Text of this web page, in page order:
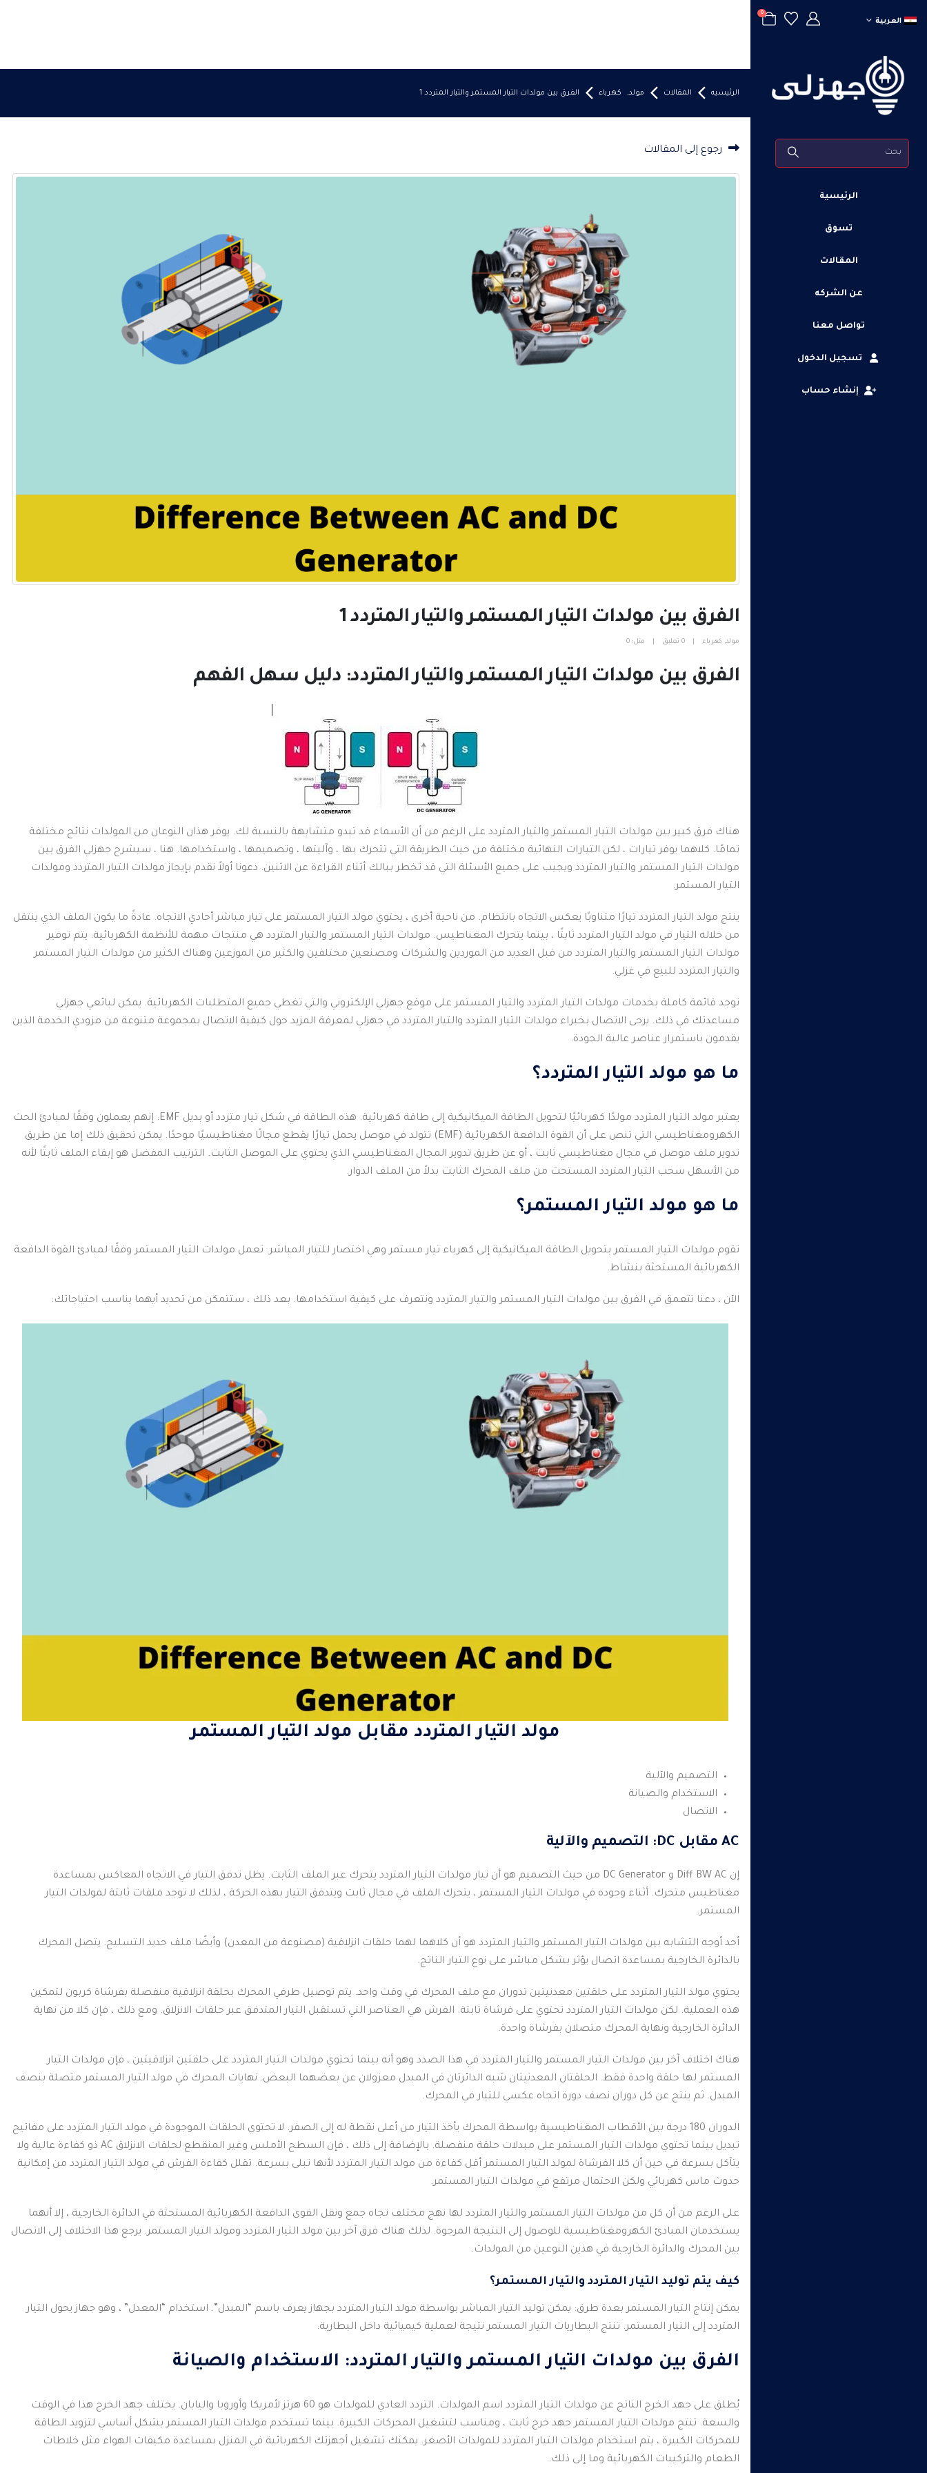
العربية
0
الرئيسية
تسوق
المقالات
عن الشركه
تواصل معنا
تسجيل الدخول
إنشاء حساب
الرئيسيه المقالات مولد, كهرباء الفرق بين مولدات التيار المستمر والتيار المتردد 1
رجوع إلى المقالات
الفرق بين مولدات التيار المستمر والتيار المتردد 1
مولد, كهرباء 0 تعليق مثل: 0
الفرق بين مولدات التيار المستمر والتيار المتردد: دليل سهل الفهم
هناك فرق كبير بين مولدات التيار المستمر والتيار المتردد على الرغم من أن الأسماء قد تبدو متشابهة بالنسبة لك. يوفر هذان النوعان من المولدات نتائج مختلفة
تمامًا. كلاهما يوفر تيارات ، لكن التيارات النهائية مختلفة من حيث الطريقة التي تتحرك بها ، وآليتها ، وتصميمها ، واستخدامها. هنا ، سيشرح جهزلي الفرق بين
مولدات التيار المستمر والتيار المتردد ويجيب على جميع الأسئلة التي قد تخطر ببالك أثناء القراءة عن الاثنين. دعونا أولاً نقدم بإيجاز مولدات التيار المتردد ومولدات
التيار المستمر.
ينتج مولد التيار المتردد تيارًا متناوبًا يعكس الاتجاه بانتظام. من ناحية أخرى ، يحتوي مولد التيار المستمر على تيار مباشر أحادي الاتجاه. عادةً ما يكون الملف الذي ينتقل
من خلاله التيار في مولد التيار المتردد ثابتًا ، بينما يتحرك المغناطيس. مولدات التيار المستمر والتيار المتردد هي منتجات مهمة للأنظمة الكهربائية. يتم توفير
مولدات التيار المستمر والتيار المتردد من قبل العديد من الموردين والشركات ومصنعين مختلفين والكثير من الموزعين وهناك الكثير من مولدات التيار المستمر
والتيار المتردد للبيع في غزلي.
توجد قائمة كاملة بخدمات مولدات التيار المتردد والتيار المستمر على موقع جهزلي الإلكتروني والتي تغطي جميع المتطلبات الكهربائية. يمكن لبائعي جهزلي
مساعدتك في ذلك. يرجى الاتصال بخبراء مولدات التيار المتردد والتيار المتردد في جهزلي لمعرفة المزيد حول كيفية الاتصال بمجموعة متنوعة من مزودي الخدمة الذين
يقدمون باستمرار عناصر عالية الجودة.
ما هو مولد التيار المتردد؟
يعتبر مولد التيار المتردد مولدًا كهربائيًا لتحويل الطاقة الميكانيكية إلى طاقة كهربائية. هذه الطاقة في شكل تيار متردد أو بديل EMF.
إنهم يعملون وفقًا لمبادئ الحث
الكهرومغناطيسي التي تنص على أن القوة الدافعة الكهربائية (EMF) تتولد في موصل يحمل تيارًا يقطع مجالًا مغناطيسيًا موحدًا.
يمكن تحقيق ذلك إما عن طريق
تدوير ملف موصل في مجال مغناطيسي ثابت ، أو عن طريق تدوير المجال المغناطيسي الذي يحتوي على الموصل الثابت. الترتيب المفضل هو إبقاء الملف ثابتًا لأنه
من الأسهل سحب التيار المتردد المستحث من ملف المحرك الثابت بدلاً من الملف الدوار.
ما هو مولد التيار المستمر؟
تقوم مولدات التيار المستمر بتحويل الطاقة الميكانيكية إلى كهرباء تيار مستمر وهي اختصار للتيار المباشر. تعمل مولدات التيار المستمر وفقًا لمبادئ القوة الدافعة
الكهربائية المستحثة بنشاط.
الآن ، دعنا نتعمق في الفرق بين مولدات التيار المستمر والتيار المتردد ونتعرف على كيفية استخدامها. بعد ذلك ، ستتمكن من تحديد أيهما يناسب احتياجاتك:
مولد التيار المتردد مقابل مولد التيار المستمر
التصميم والآلية
الاستخدام والصيانة
الاتصال
AC مقابل DC: التصميم والآلية
إن Diff BW AC و DC Generator من حيث التصميم هو أن تيار مولدات التيار المتردد يتحرك عبر الملف الثابت.
يظل تدفق التيار في الاتجاه المعاكس بمساعدة
مغناطيس متحرك. أثناء وجوده في مولدات التيار المستمر ، يتحرك الملف في مجال ثابت ويتدفق التيار بهذه الحركة ، لذلك لا توجد ملفات ثابتة لمولدات التيار
المستمر.
أحد أوجه التشابه بين مولدات التيار المستمر والتيار المتردد هو أن كلاهما لهما حلقات انزلاقية (مصنوعة من المعدن) وأيضًا ملف حديد التسليح. يتصل المحرك
بالدائرة الخارجية بمساعدة اتصال يؤثر بشكل مباشر على نوع التيار الناتج.
يحتوي مولد التيار المتردد على حلقتين معدنيتين تدوران مع ملف المحرك في وقت واحد. يتم توصيل طرفي المحرك بحلقة انزلاقية منفصلة بفرشاة كربون لتمكين
هذه العملية. لكن مولدات التيار المتردد تحتوي على فرشاة ثابتة. الفرش هي العناصر التي تستقبل التيار المتدفق عبر حلقات الانزلاق. ومع ذلك ، فإن كلا من نهاية
الدائرة الخارجية ونهاية المحرك متصلان بفرشاة واحدة.
هناك اختلاف آخر بين مولدات التيار المستمر والتيار المتردد في هذا الصدد وهو أنه بينما تحتوي مولدات التيار المتردد على حلقتين انزلاقيتين ، فإن مولدات التيار
المستمر لها حلقة واحدة فقط. الحلقتان المعدنيتان شبه الدائرتان في المبدل معزولان عن بعضهما البعض. نهايات المحرك في مولد التيار المستمر متصلة بنصف
المبدل. ثم ينتج عن كل دوران نصف دورة اتجاه عكسي للتيار في المحرك.
الدوران 180 درجة بين الأقطاب المغناطيسية بواسطة المحرك يأخذ التيار من أعلى نقطة له إلى الصفر.
لا تحتوي الحلقات الموجودة في مولد التيار المتردد على مفاتيح
تبديل بينما تحتوي مولدات التيار المستمر على مبدلات حلقة منفصلة.
بالإضافة إلى ذلك ، فإن السطح الأملس وغير المنقطع لحلقات الانزلاق AC ذو كفاءة عالية ولا
يتآكل بسرعة في حين أن كلا الفرشاة لمولد التيار المستمر أقل كفاءة من مولد التيار المتردد لأنها تبلى بسرعة. تقلل كفاءة الفرش في مولد التيار المتردد من إمكانية
حدوث ماس كهربائي ولكن الاحتمال مرتفع في مولدات التيار المستمر.
على الرغم من أن كل من مولدات التيار المستمر والتيار المتردد لها نهج مختلف تجاه جمع ونقل القوى الدافعة الكهربائية المستحثة في الدائرة الخارجية ، إلا أنهما
يستخدمان المبادئ الكهرومغناطيسية للوصول إلى النتيجة المرجوة. لذلك هناك فرق آخر بين مولد التيار المتردد ومولد التيار المستمر. يرجع هذا الاختلاف إلى الاتصال
بين المحرك والدائرة الخارجية في هذين النوعين من المولدات.
كيف يتم توليد التيار المتردد والتيار المستمر؟
يمكن إنتاج التيار المستمر بعدة طرق: يمكن توليد التيار المباشر بواسطة مولد التيار المتردد بجهاز يعرف باسم “المبدل”. استخدام “المعدل” ، وهو جهاز يحول التيار
المتردد إلى التيار المستمر. تنتج البطاريات التيار المستمر نتيجة لعملية كيميائية داخل البطارية.
الفرق بين مولدات التيار المستمر والتيار المتردد: الاستخدام والصيانة
يُطلق على جهد الخرج الناتج عن مولدات التيار المتردد اسم المولدات. التردد العادي للمولدات هو 60 هرتز لأمريكا وأوروبا واليابان.
يختلف جهد الخرج هذا في الوقت
والسعة. تنتج مولدات التيار المستمر جهد خرج ثابت ، ومناسب لتشغيل المحركات الكبيرة. بينما تستخدم مولدات التيار المستمر بشكل أساسي لتزويد الطاقة
للمحركات الكبيرة ، يتم استخدام مولدات التيار المتردد للمولدات الأصغر. يمكنك تشغيل أجهزتك الكهربائية في المنزل بمساعدة مكيفات الهواء مثل خلاطات
الطعام والتركيبات الكهربائية وما إلى ذلك.